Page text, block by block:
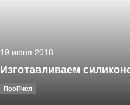
19 июня 2018
Изготавливаем
ПроПчел